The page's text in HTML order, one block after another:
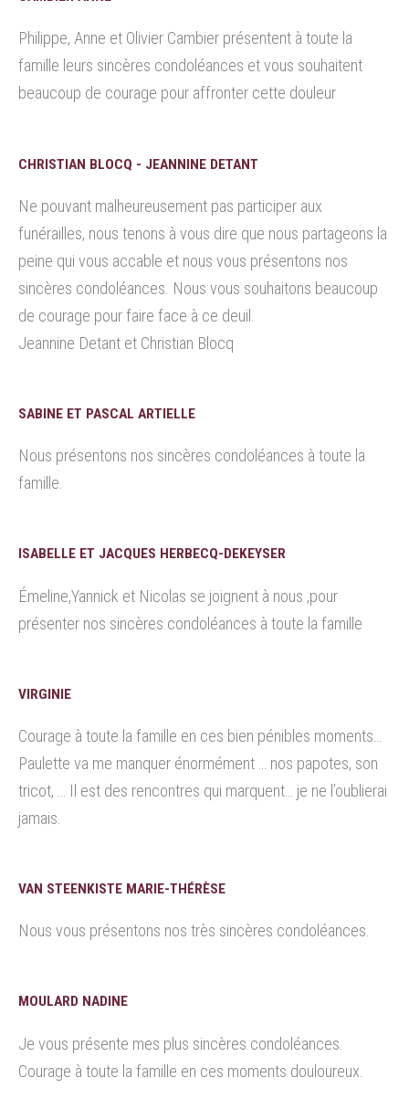
Philippe, Anne et Olivier Cambier présentent à toute la
famille leurs sincères condoléances et vous souhaitent
beaucoup de courage pour affronter cette douleur
CHRISTIAN BLOCQ - JEANNINE DETANT
Ne pouvant malheureusement pas participer aux
funérailles, nous tenons à vous dire que nous partageons la
peine qui vous accable et nous vous présentons nos
sincères condoléances. Nous vous souhaitons beaucoup
de courage pour faire face à ce deuil.
Jeannine Detant et Christian Blocq
SABINE ET PASCAL ARTIELLE
Nous présentons nos sincères condoléances à toute la
famille.
ISABELLE ET JACQUES HERBECQ-DEKEYSER
Émeline,Yannick et Nicolas se joignent à nous ,pour
présenter nos sincères condoléances à toute la famille
VIRGINIE
Courage à toute la famille en ces bien pénibles moments…
Paulette va me manquer énormément … nos papotes, son
tricot, … Il est des rencontres qui marquent… je ne l’oublierai
jamais.
VAN STEENKISTE MARIE-THÉRÈSE
Nous vous présentons nos très sincères condoléances.
MOULARD NADINE
Je vous présente mes plus sincères condoléances.
Courage à toute la famille en ces moments douloureux.